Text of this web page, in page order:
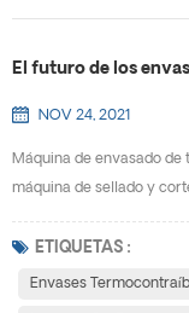
El futuro de los
NOV 24, 2021
Máquina de envasado
máquina de sellado y
máquina termorretráctil
se encoja y envuelva
ETIQUETAS :
Envases